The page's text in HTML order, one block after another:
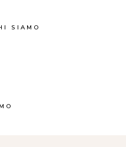
SIAMO